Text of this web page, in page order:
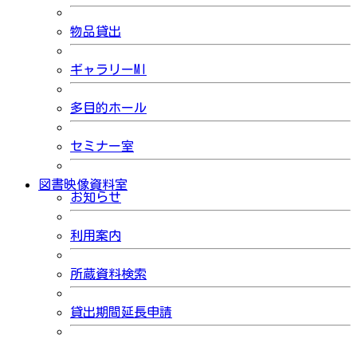
物品貸出
ギャラリーMI
多目的ホール
セミナー室
図書映像資料室
お知らせ
利用案内
所蔵資料検索
貸出期間延長申請